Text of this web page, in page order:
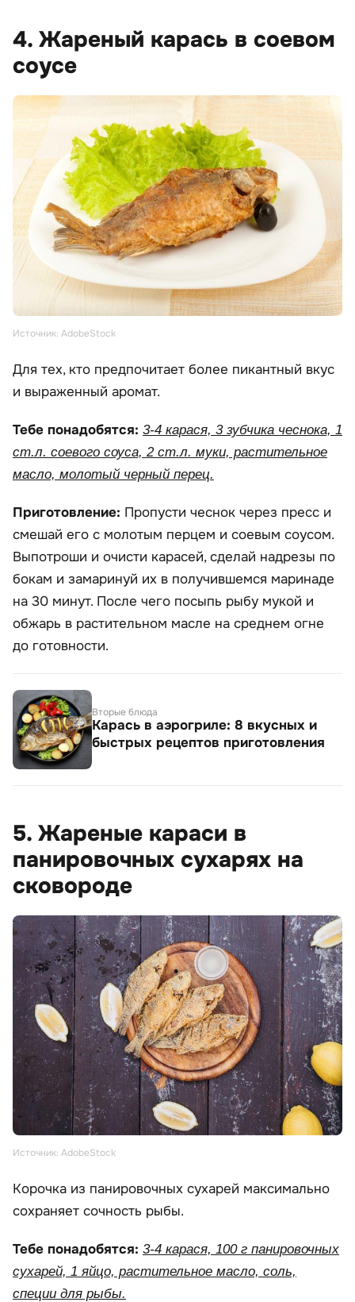
4. Жареный карась в соевом
соусе
Источник: AdobeStock
Для тех, кто предпочитает более пикантный вкус
и выраженный аромат.
Тебе понадобятся: 3-4 карася, 3 зубчика чеснока, 1
ст.л. соевого соуса, 2 ст.л. муки, растительное
масло, молотый черный перец.
Приготовление: Пропусти чеснок через пресс и
смешай его с молотым перцем и соевым соусом.
Выпотроши и очисти карасей, сделай надрезы по
бокам и замаринуй их в получившемся маринаде
на 30 минут. После чего посыпь рыбу мукой и
обжарь в растительном масле на среднем огне
до готовности.
Вторые блюда
Карась в аэрогриле: 8 вкусных и
быстрых рецептов приготовления
5. Жареные караси в
панировочных сухарях на
сковороде
Источник: AdobeStock
Корочка из панировочных сухарей максимально
сохраняет сочность рыбы.
Тебе понадобятся: 3-4 карася, 100 г панировочных
сухарей, 1 яйцо, растительное масло, соль,
специи для рыбы.